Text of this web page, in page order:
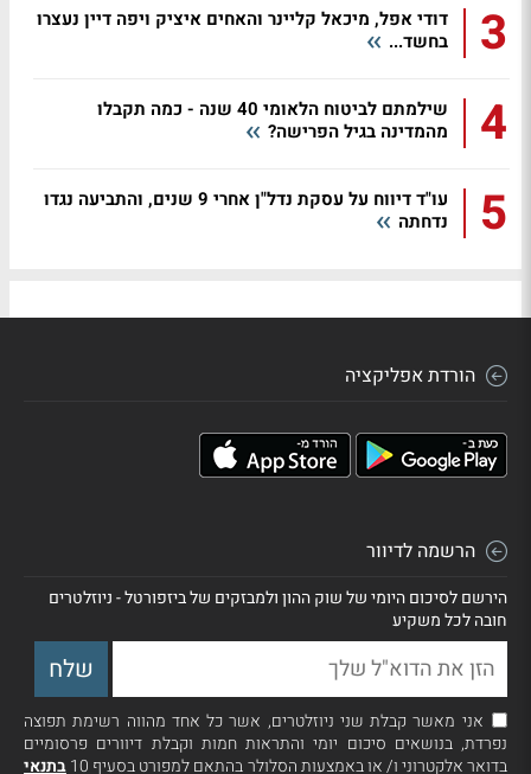
3
דודי אפל, מיכאל קליינר והאחים איציק ויפה דיין נעצרו
בחשד...
4
שילמתם לביטוח הלאומי 40 שנה - כמה תקבלו
מהמדינה בגיל הפרישה?
5
עו"ד דיווח על עסקת נדל"ן אחרי 9 שנים, והתביעה נגדו
נדחתה
הורדת אפליקציה
הרשמה לדיוור
הירשם לסיכום היומי של שוק ההון ולמבזקים של ביזפורטל - ניוזלטרים
חובה לכל משקיע
אני מאשר קבלת שני ניוזלטרים, אשר כל אחד מהווה רשימת תפוצה
נפרדת, בנושאים סיכום יומי והתראות חמות וקבלת דיוורים פרסומיים
בדואר אלקטרוני ו/ או באמצעות הסלולר בהתאם למפורט בסעיף 10
בתנאי